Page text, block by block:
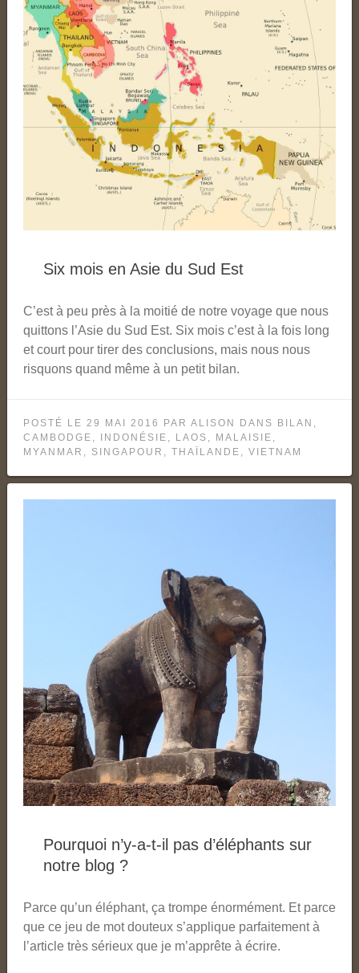
Six mois en Asie du Sud Est
C’est à peu près à la moitié de notre voyage que nous
quittons l’Asie du Sud Est. Six mois c’est à la fois long
et court pour tirer des conclusions, mais nous nous
risquons quand même à un petit bilan.
POSTÉ LE 29 MAI 2016 PAR ALISON DANS BILAN ,
CAMBODGE , INDONÉSIE , LAOS , MALAISIE ,
MYANMAR , SINGAPOUR , THAÏLANDE , VIETNAM
Pourquoi n’y-a-t-il pas d’éléphants sur
notre blog ?
Parce qu’un éléphant, ça trompe énormément. Et parce
que ce jeu de mot douteux s’applique parfaitement à
l’article très sérieux que je m’apprête à écrire.